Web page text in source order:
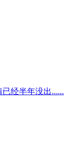
经半年没出......